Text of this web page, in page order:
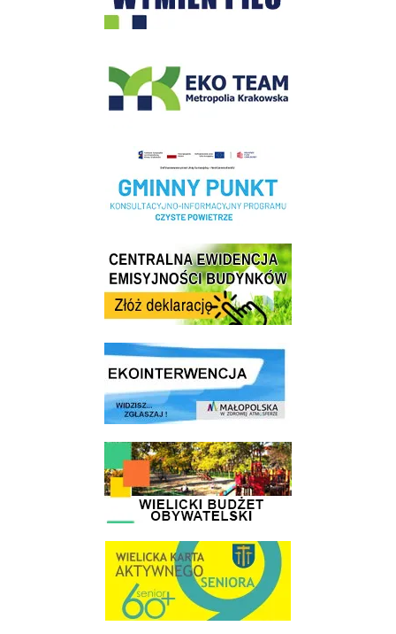
Realizacja Programu Czyste Powietrze w Gminie Wieliczka
Centrala Ewidencja Emisyjności Budynków - złóż deklarację
link do strony ekointerwencja dot.- powietrza
link do strony - Wielicki Budżet Obywatelski
link do strony Wielicka Karta Aktywnego Seniora